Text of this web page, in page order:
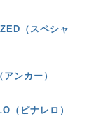
（スペシャ
ンカー）
（ピナレロ）